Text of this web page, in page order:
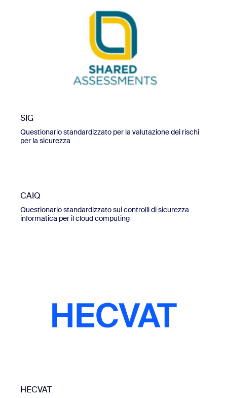
SIG
Questionario standardizzato per la valutazione dei rischi
per la sicurezza
CAIQ
Questionario standardizzato sui controlli di sicurezza
informatica per il cloud computing
HECVAT